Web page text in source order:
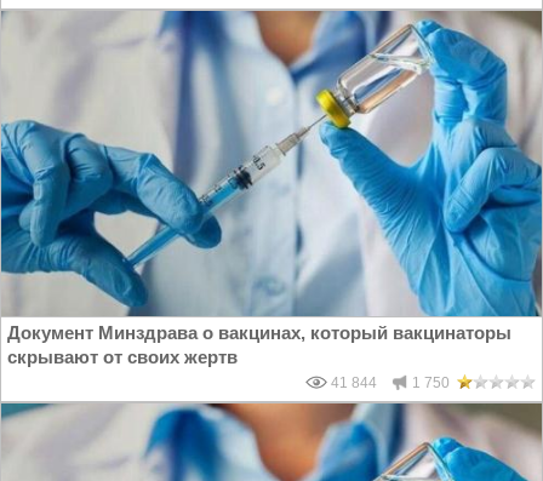
Документ Минздрава о вакцинах, который вакцинаторы
скрывают от своих жертв
41 844 1 750